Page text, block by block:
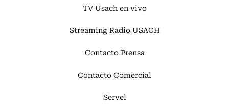
TV Usach en vivo
Streaming Radio USACH
Contacto Prensa
Contacto Comercial
Servel